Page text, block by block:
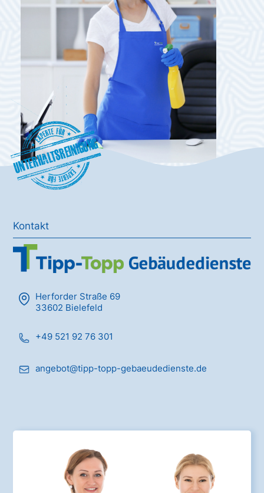
Unterhaltsreinigung
Kontakt
Herforder Straße 69
33602 Bielefeld
+49 521 92 76 301
angebot@tipp-topp-gebaeudedienste.de